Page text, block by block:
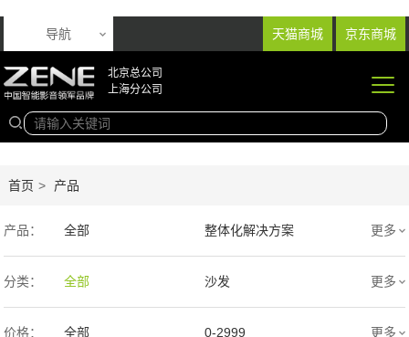
天猫商城 京东商城
导航
北京总公司
上海分公司
首页 > 产品
产品： 全部 整体化解决方案
音响产品 投影产品
专业扩声音箱 幕布产品
更多
分类： 全部 沙发 更多
价格： 全部 0-2999 更多